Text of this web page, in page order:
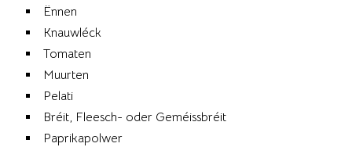
Ënnen
Knauwléck
Tomaten
Muurten
Pelati
Bréit, Fleesch- oder Geméissbréit
Paprikapolwer